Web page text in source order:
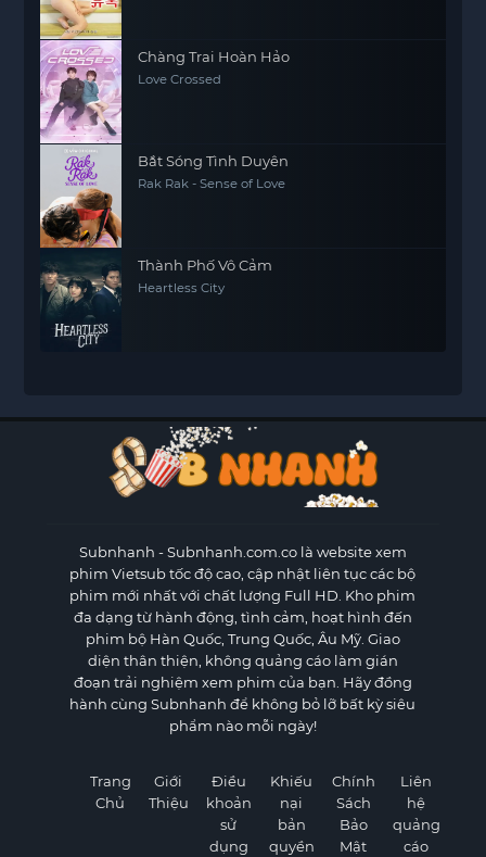
Chàng Trai Hoàn Hảo
Love Crossed
Bắt Sóng Tình Duyên
Rak Rak - Sense of Love
Thành Phố Vô Cảm
Heartless City
Subnhanh - Subnhanh.com.co là website xem
phim Vietsub tốc độ cao, cập nhật liên tục các bộ
phim mới nhất với chất lượng Full HD. Kho phim
đa dạng từ hành động, tình cảm, hoạt hình đến
phim bộ Hàn Quốc, Trung Quốc, Âu Mỹ. Giao
diện thân thiện, không quảng cáo làm gián
đoạn trải nghiệm xem phim của bạn. Hãy đồng
hành cùng Subnhanh để không bỏ lỡ bất kỳ siêu
phẩm nào mỗi ngày!
Trang
Chủ
Giới
Thiệu
Điều
khoản
sử
dụng
Khiếu
nại
bản
quyền
Chính
Sách
Bảo
Mật
Liên
hệ
quảng
cáo